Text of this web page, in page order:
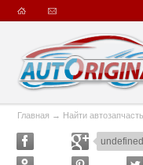
Главная → Найти
undefined